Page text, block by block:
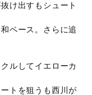
け出すもシュート
ペース。さらに追
ルしてイエローカ
トを狙うも西川が